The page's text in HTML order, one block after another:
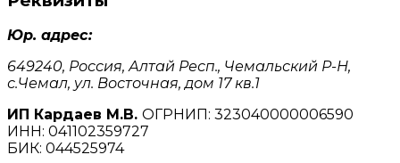
Юр. адрес:
649240, Россия, Алтай Респ., Чемальский Р-Н,
с.Чемал, ул. Восточная, дом 17 кв.1
ИП Кардаев М.В. ОГРНИП: 323040000006590
ИНН: 041102359727
БИК: 044525974